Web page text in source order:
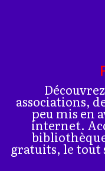
associations,
peu mis en
internet.
gratuits, le tout